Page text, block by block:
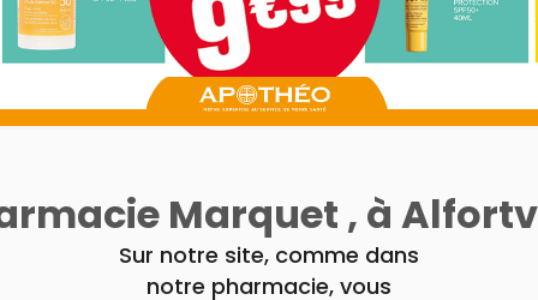
Marquet , à
Sur notre site, comme dans
notre pharmacie, vous